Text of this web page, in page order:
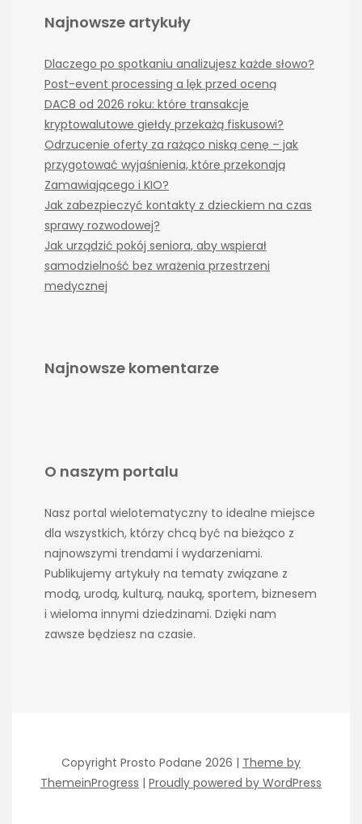
Najnowsze artykuły
Dlaczego po spotkaniu analizujesz każde słowo?
Post-event processing a lęk przed oceną
DAC8 od 2026 roku: które transakcje
kryptowalutowe giełdy przekażą fiskusowi?
Odrzucenie oferty za rażąco niską cenę – jak
przygotować wyjaśnienia, które przekonają
Zamawiającego i KIO?
Jak zabezpieczyć kontakty z dzieckiem na czas
sprawy rozwodowej?
Jak urządzić pokój seniora, aby wspierał
samodzielność bez wrażenia przestrzeni
medycznej
Najnowsze komentarze
O naszym portalu
Nasz portal wielotematyczny to idealne miejsce
dla wszystkich, którzy chcą być na bieżąco z
najnowszymi trendami i wydarzeniami.
Publikujemy artykuły na tematy związane z
modą, urodą, kulturą, nauką, sportem, biznesem
i wieloma innymi dziedzinami. Dzięki nam
zawsze będziesz na czasie.
Copyright Prosto Podane 2026 | Theme by
ThemeinProgress | Proudly powered by WordPress